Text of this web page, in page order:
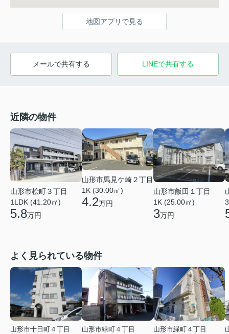
地図アプリで見る
メールで共有する LINEで共有する
近隣の物件
山形市桧町３丁目
1LDK (41.20㎡)
5.8万円
山形市馬見ケ崎２丁目
1K (30.00㎡)
4.2万円
山形市飯田１丁目
1K (25.00㎡)
3万円
よく見られている物件
山形市十日町４丁目
山形市緑町４丁目
山形市緑町４丁目